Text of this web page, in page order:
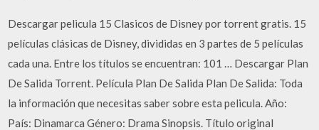
Descargar pelicula 15 Clasicos de Disney por torrent gratis. 15
películas clásicas de Disney, divididas en 3 partes de 5 películas
cada una. Entre los títulos se encuentran: 101 … Descargar Plan
De Salida Torrent. Película Plan De Salida Plan De Salida: Toda
la información que necesitas saber sobre esta pelicula. Año:
País: Dinamarca Género: Drama Sinopsis. Título original